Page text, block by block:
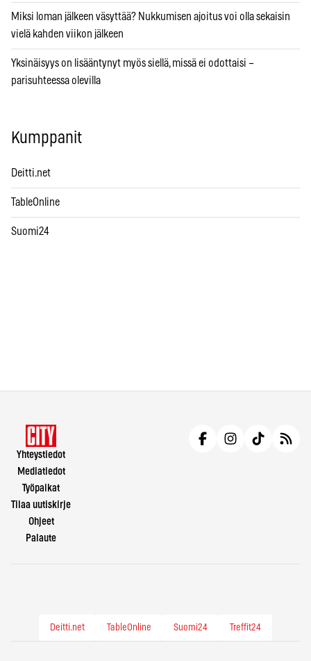
Miksi loman jälkeen väsyttää? Nukkumisen ajoitus voi olla sekaisin
vielä kahden viikon jälkeen
Yksinäisyys on lisääntynyt myös siellä, missä ei odottaisi –
parisuhteessa olevilla
Kumppanit
Deitti.net
TableOnline
Suomi24
Yhteystiedot
Mediatiedot
Työpaikat
Tilaa uutiskirje
Ohjeet
Palaute
Deitti.net TableOnline Suomi24 Treffit24